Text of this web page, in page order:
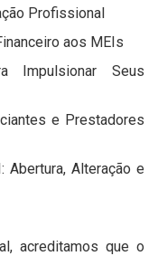
Profissional
aos MEIs
Impulsionar Seus
e Prestadores
Alteração e
acreditamos que o